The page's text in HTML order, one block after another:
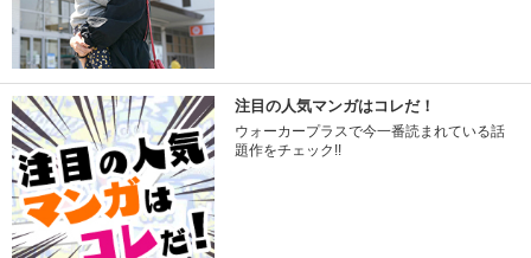
注目の人気マンガはコレだ！
ウォーカープラスで今一番読まれている話
題作をチェック!!